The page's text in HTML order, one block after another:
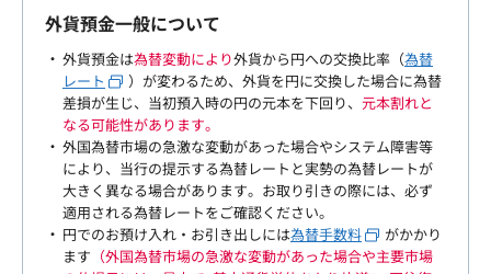
外貨預金一般について
外貨預金は為替変動により外貨から円への交換比率（為替
レート
）が変わるため、外貨を円に交換した場合に為替
差損が生じ、当初預入時の円の元本を下回り、 元本割れと
なる可能性があります。
外国為替市場の急激な変動があった場合やシステム障害等
により、当行の提示する為替レートと実勢の為替レートが
大きく異なる場合があります。お取り引きの際には、必ず
適用される為替レートをご確認ください。
円でのお預け入れ・お引き出しには為替手数料
がかかり
ます （外国為替市場の急激な変動があった場合や主要市場